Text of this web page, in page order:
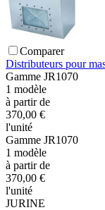
Comparer
Distributeurs pour
Gamme JR1070
1 modèle
à partir de
370,00 €
l'unité
Gamme JR1070
1 modèle
à partir de
370,00 €
l'unité
JURINE